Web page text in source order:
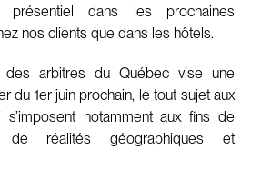
présentiel dans les prochaines
nos clients que dans les hôtels.
des arbitres du Québec vise une
du 1er juin prochain, le tout sujet aux
s’imposent notamment aux fins de
réalités géographiques et